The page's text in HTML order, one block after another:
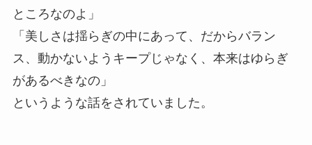
ところなのよ」
「美しさは揺らぎの中にあって、だからバラン
ス、動かないようキープじゃなく、本来はゆらぎ
があるべきなの」
というような話をされていました。